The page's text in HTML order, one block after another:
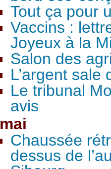
Tout ça pour
Vaccins :
Joyeux à la
Salon des
L’argent sale
Le tribunal
avis
mai
Chaussée
dessus de